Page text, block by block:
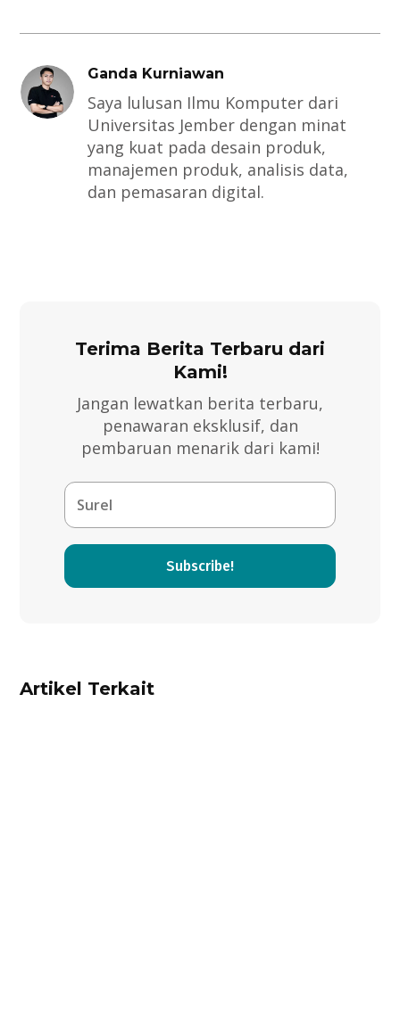
Ganda Kurniawan
Saya lulusan Ilmu Komputer dari
Universitas Jember dengan minat
yang kuat pada desain produk,
manajemen produk, analisis data,
dan pemasaran digital.
Terima Berita Terbaru dari
Kami!
Jangan lewatkan berita terbaru,
penawaran eksklusif, dan
pembaruan menarik dari kami!
Subscribe!
Artikel Terkait